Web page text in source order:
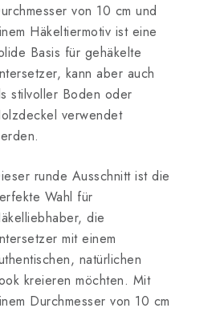
von 10 cm und
Häkeltiermotiv ist eine
Basis für gehäkelte
kann aber auch
stilvoller Boden oder
verwendet
runde Ausschnitt ist die
Wahl für
die
mit einem
natürlichen
kreieren möchten. Mit
Durchmesser von 10 cm